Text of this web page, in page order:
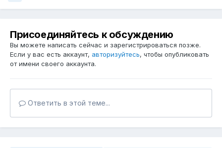
Присоединяйтесь к обсуждению
Вы можете написать сейчас и зарегистрироваться позже.
Если у вас есть аккаунт, авторизуйтесь, чтобы опубликовать
от имени своего аккаунта.
Ответить в этой теме...